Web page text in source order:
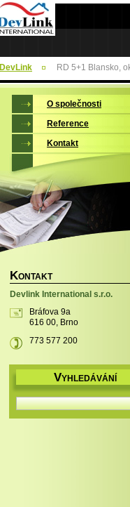
DevLink RD 5+1 Blansko,
O společnosti
Reference
Kontakt
KONTAKT
Devlink International s.r.o.
Bráfova 9a
616 00, Brno
773 577 200
VYHLEDÁVÁNÍ